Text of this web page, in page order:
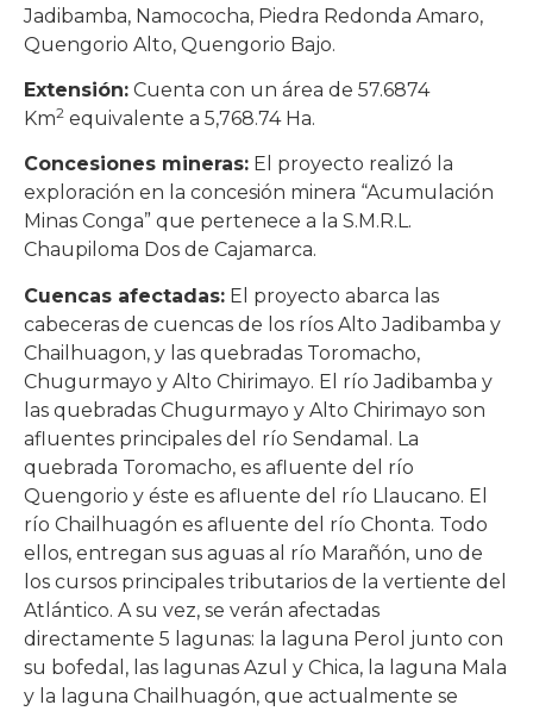
Jadibamba, Namococha, Piedra Redonda Amaro,
Quengorio Alto, Quengorio Bajo.
Extensión: Cuenta con un área de 57.6874
Km2 equivalente a 5,768.74 Ha.
Concesiones mineras: El proyecto realizó la
exploración en la concesión minera “Acumulación
Minas Conga” que pertenece a la S.M.R.L.
Chaupiloma Dos de Cajamarca.
Cuencas afectadas: El proyecto abarca las
cabeceras de cuencas de los ríos Alto Jadibamba y
Chailhuagon, y las quebradas Toromacho,
Chugurmayo y Alto Chirimayo. El río Jadibamba y
las quebradas Chugurmayo y Alto Chirimayo son
afluentes principales del río Sendamal. La
quebrada Toromacho, es afluente del río
Quengorio y éste es afluente del río Llaucano. El
río Chailhuagón es afluente del río Chonta. Todo
ellos, entregan sus aguas al río Marañón, uno de
los cursos principales tributarios de la vertiente del
Atlántico. A su vez, se verán afectadas
directamente 5 lagunas: la laguna Perol junto con
su bofedal, las lagunas Azul y Chica, la laguna Mala
y la laguna Chailhuagón, que actualmente se